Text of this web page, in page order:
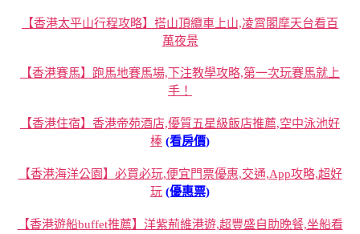
【香港太平山行程攻略】搭山頂纜車上山,凌霄閣摩天台看百
萬夜景
【香港賽馬】跑馬地賽馬場,下注教學攻略,第一次玩賽馬就上
手！
【香港住宿】香港帝苑酒店,優質五星級飯店推薦,空中泳池好
棒 (看房價)
【香港海洋公園】必買必玩,便宜門票優惠,交通,App攻略,超好
玩 (優惠票)
【香港遊船buffet推薦】洋紫荊維港遊,超豐盛自助晚餐,坐船看